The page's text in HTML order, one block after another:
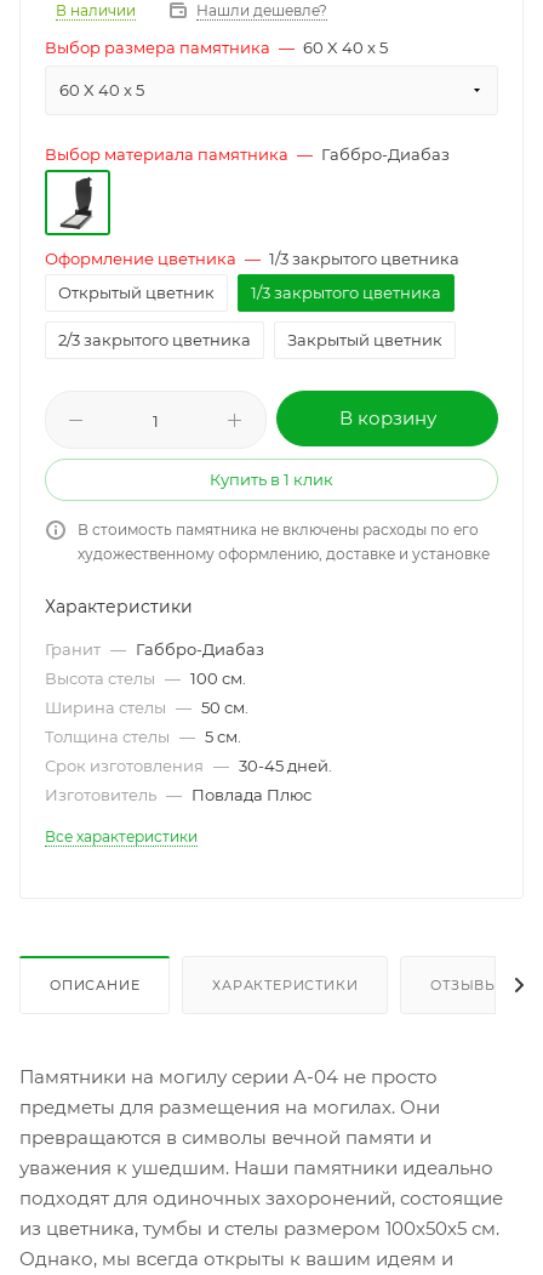
В наличии Нашли дешевле?
Выбор размера памятника — 60 X 40 x 5
60 X 40 x 5
Выбор материала памятника — Габбро-Диабаз
Оформление цветника — 1/3 закрытого цветника
Открытый цветник
1/3 закрытого цветника
2/3 закрытого цветника Закрытый цветник
В корзину
Купить в 1 клик
В стоимость памятника не включены расходы по его
художественному оформлению, доставке и установке
Характеристики
Гранит — Габбро-Диабаз
Высота стелы — 100 см.
Ширина стелы — 50 см.
Толщина стелы — 5 см.
Срок изготовления — 30-45 дней.
Изготовитель — Повлада Плюс
Все характеристики
ОПИСАНИЕ ХАРАКТЕРИСТИКИ ОТЗЫВЫ
Памятники на могилу серии A-04 не просто
предметы для размещения на могилах. Они
превращаются в символы вечной памяти и
уважения к ушедшим. Наши памятники идеально
подходят для одиночных захоронений, состоящие
из цветника, тумбы и стелы размером 100х50х5 см.
Однако, мы всегда открыты к вашим идеям и